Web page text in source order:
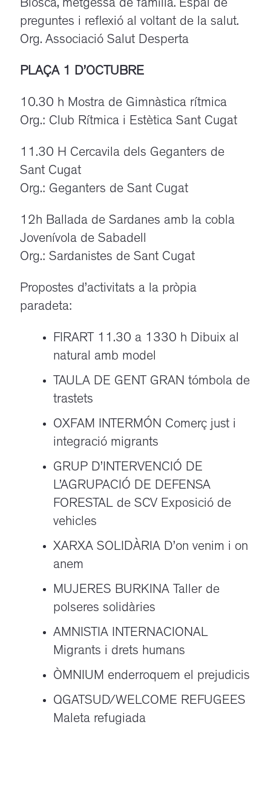
Biosca, metgessa de família. Espai de
preguntes i reflexió al voltant de la salut.
Org. Associació Salut Desperta
PLAÇA 1 D’OCTUBRE
10.30 h Mostra de Gimnàstica rítmica
Org.: Club Rítmica i Estètica Sant Cugat
11.30 H Cercavila dels Geganters de
Sant Cugat
Org.: Geganters de Sant Cugat
12h Ballada de Sardanes amb la cobla
Jovenívola de Sabadell
Org.: Sardanistes de Sant Cugat
Propostes d’activitats a la pròpia
paradeta:
FIRART 11.30 a 1330 h Dibuix al
natural amb model
TAULA DE GENT GRAN tómbola de
trastets
OXFAM INTERMÓN Comerç just i
integració migrants
GRUP D’INTERVENCIÓ DE
L’AGRUPACIÓ DE DEFENSA
FORESTAL de SCV Exposició de
vehicles
XARXA SOLIDÀRIA D’on venim i on
anem
MUJERES BURKINA Taller de
polseres solidàries
AMNISTIA INTERNACIONAL
Migrants i drets humans
ÒMNIUM enderroquem el prejudicis
QGATSUD/WELCOME REFUGEES
Maleta refugiada